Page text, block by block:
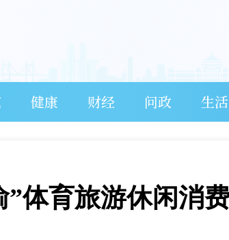
健康 财经 问政 生活
”体育旅游休闲消